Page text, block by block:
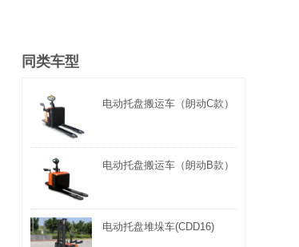
同类车型
电动托盘搬运车（朗动C款）
电动托盘搬运车（朗动B款）
电动托盘堆垛车(CDD16)